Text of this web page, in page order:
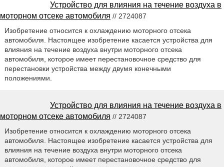
Устройство для влияния на течение воздуха в
моторном отсеке автомобиля // 2724087
Изобретение относится к охлаждению моторного отсека
автомобиля. Настоящее изобретение касается устройства для
влияния на течение воздуха внутри моторного отсека
автомобиля, которое имеет перестановочное средство для
перестановки устройства между двумя конечными
положениями.
Устройство для влияния на течение воздуха в
моторном отсеке автомобиля // 2724087
Изобретение относится к охлаждению моторного отсека
автомобиля. Настоящее изобретение касается устройства для
влияния на течение воздуха внутри моторного отсека
автомобиля, которое имеет перестановочное средство для